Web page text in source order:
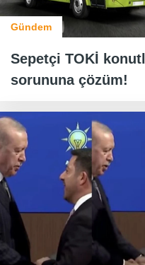
Gündem
Sepetçi TOKİ
sorununa çözüm!